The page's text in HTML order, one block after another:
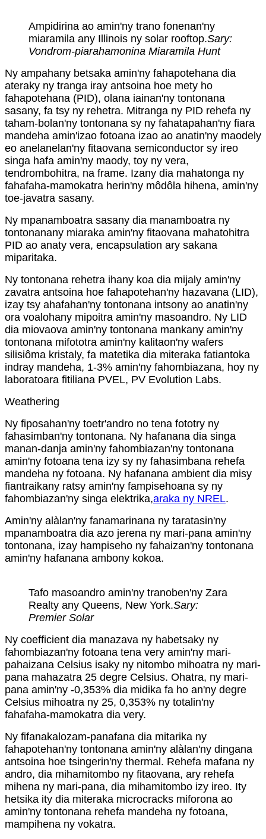
Ampidirina ao amin'ny trano fonenan'ny
miaramila any Illinois ny solar rooftop.Sary:
Vondrom-piarahamonina Miaramila Hunt
Ny ampahany betsaka amin'ny fahapotehana dia
ateraky ny tranga iray antsoina hoe mety ho
fahapotehana (PID), olana iainan'ny tontonana
sasany, fa tsy ny rehetra. Mitranga ny PID rehefa ny
taham-bolan'ny tontonana sy ny fahatapahan'ny fiara
mandeha amin'izao fotoana izao ao anatin'ny maodely
eo anelanelan'ny fitaovana semiconductor sy ireo
singa hafa amin'ny maody, toy ny vera,
tendrombohitra, na frame. Izany dia mahatonga ny
fahafaha-mamokatra herin'ny môdôla hihena, amin'ny
toe-javatra sasany.
Ny mpanamboatra sasany dia manamboatra ny
tontonanany miaraka amin'ny fitaovana mahatohitra
PID ao anaty vera, encapsulation ary sakana
miparitaka.
Ny tontonana rehetra ihany koa dia mijaly amin'ny
zavatra antsoina hoe fahapotehan'ny hazavana (LID),
izay tsy ahafahan'ny tontonana intsony ao anatin'ny
ora voalohany mipoitra amin'ny masoandro. Ny LID
dia miovaova amin'ny tontonana mankany amin'ny
tontonana mifototra amin'ny kalitaon'ny wafers
silisiôma kristaly, fa matetika dia miteraka fatiantoka
indray mandeha, 1-3% amin'ny fahombiazana, hoy ny
laboratoara fitiliana PVEL, PV Evolution Labs.
Weathering
Ny fiposahan'ny toetr'andro no tena fototry ny
fahasimban'ny tontonana. Ny hafanana dia singa
manan-danja amin'ny fahombiazan'ny tontonana
amin'ny fotoana tena izy sy ny fahasimbana rehefa
mandeha ny fotoana. Ny hafanana ambient dia misy
fiantraikany ratsy amin'ny fampisehoana sy ny
fahombiazan'ny singa elektrika,araka ny NREL.
Amin'ny alàlan'ny fanamarinana ny taratasin'ny
mpanamboatra dia azo jerena ny mari-pana amin'ny
tontonana, izay hampiseho ny fahaizan'ny tontonana
amin'ny hafanana ambony kokoa.
Tafo masoandro amin'ny tranoben'ny Zara
Realty any Queens, New York.Sary:
Premier Solar
Ny coefficient dia manazava ny habetsaky ny
fahombiazan'ny fotoana tena very amin'ny mari-
pahaizana Celsius isaky ny nitombo mihoatra ny mari-
pana mahazatra 25 degre Celsius. Ohatra, ny mari-
pana amin'ny -0,353% dia midika fa ho an'ny degre
Celsius mihoatra ny 25, 0,353% ny totalin'ny
fahafaha-mamokatra dia very.
Ny fifanakalozam-panafana dia mitarika ny
fahapotehan'ny tontonana amin'ny alàlan'ny dingana
antsoina hoe tsingerin'ny thermal. Rehefa mafana ny
andro, dia mihamitombo ny fitaovana, ary rehefa
mihena ny mari-pana, dia mihamitombo izy ireo. Ity
hetsika ity dia miteraka microcracks miforona ao
amin'ny tontonana rehefa mandeha ny fotoana,
mampihena ny vokatra.